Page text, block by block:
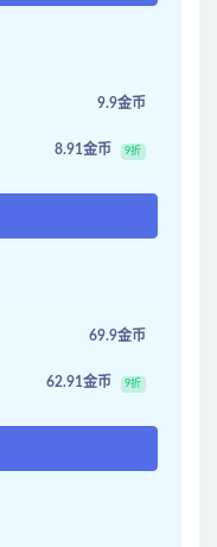
9.9金币
8.91金币 9折
69.9金币
62.91金币 9折